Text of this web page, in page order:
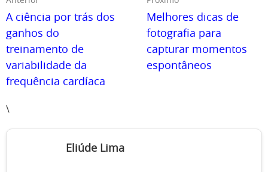
A ciência por trás dos
ganhos do
treinamento de
variabilidade da
frequência cardíaca
Melhores dicas de
fotografia para
capturar momentos
espontâneos
\
Eliúde Lima